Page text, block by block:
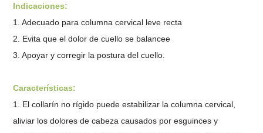
Indicaciones:
1. Adecuado para columna cervical leve recta
2. Evita que el dolor de cuello se balancee
3. Apoyar y corregir la postura del cuello.
Características:
1. El collarín no rígido puede estabilizar la columna cervical,
aliviar los dolores de cabeza causados ​​por esguinces y